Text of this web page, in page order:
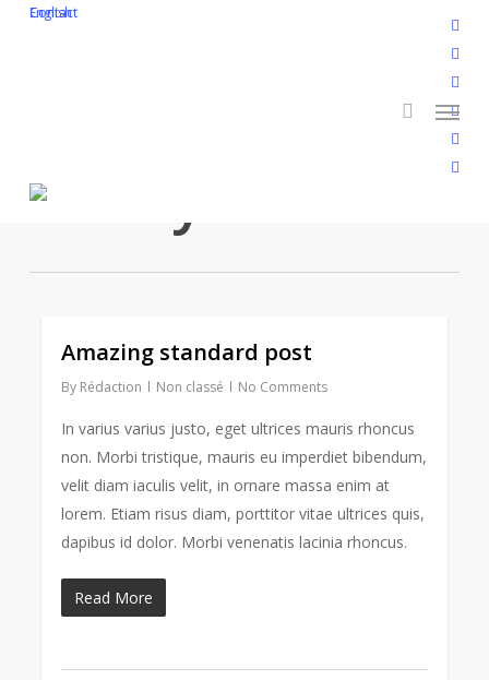
flickr
English
Contact
search
Menu
Funny
Amazing standard post
By Rédaction Non classé No Comments
In varius varius justo, eget ultrices mauris rhoncus
non. Morbi tristique, mauris eu imperdiet bibendum,
velit diam iaculis velit, in ornare massa enim at
lorem. Etiam risus diam, porttitor vitae ultrices quis,
dapibus id dolor. Morbi venenatis lacinia rhoncus.
Read More
2726